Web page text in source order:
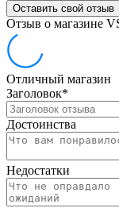
Оставить свой отзыв
Отзыв о магазине
Отличный магазин
Заголовок*
Достоинства
Недостатки